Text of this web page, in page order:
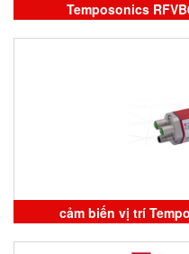
Temposonics
cảm biến vị trí
temposonics, đại lý